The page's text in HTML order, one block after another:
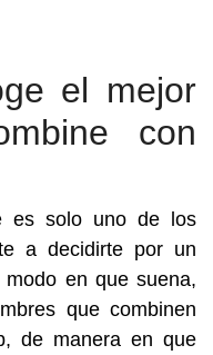
el mejor
con
es solo uno de los
a decidirte por un
en que suena,
que combinen
de manera en que